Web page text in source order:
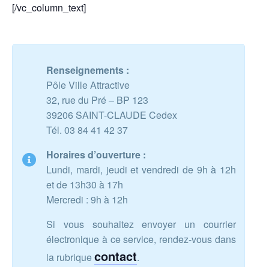
[/vc_column_text]
Renseignements :
Pôle Ville Attractive
32, rue du Pré – BP 123
39206 SAINT-CLAUDE Cedex
Tél. 03 84 41 42 37
Horaires d’ouverture :
Lundi, mardi, jeudi et vendredi de 9h à 12h
et de 13h30 à 17h
Mercredi : 9h à 12h
Si vous souhaitez envoyer un courrier
électronique à ce service, rendez-vous dans
la rubriquecontact.